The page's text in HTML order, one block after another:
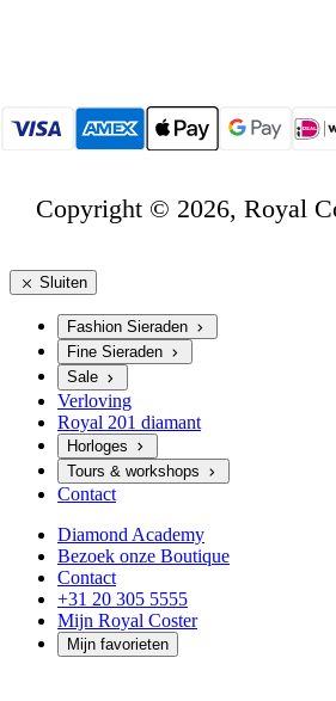
Copyright © 2026, Royal
Sluiten
Fashion Sieraden
Fine Sieraden
Sale
Verloving
Royal 201 diamant
Horloges
Tours & workshops
Contact
Diamond Academy
Bezoek onze Boutique
Contact
+31 20 305 5555
Mijn Royal Coster
Mijn favorieten